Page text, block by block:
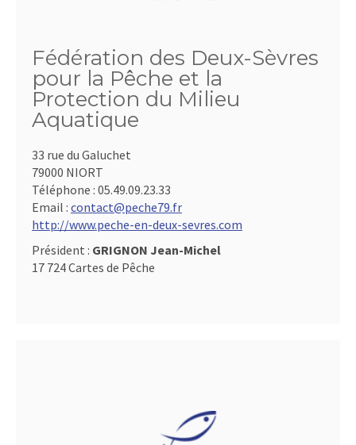
Fédération des Deux-Sèvres
pour la Pêche et la
Protection du Milieu
Aquatique
33 rue du Galuchet
79000 NIORT
Téléphone : 05.49.09.23.33
Email : contact@peche79.fr
http://www.peche-en-deux-sevres.com
Président : GRIGNON Jean-Michel
17 724 Cartes de Pêche